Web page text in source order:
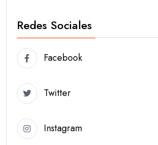
Redes Sociales
Facebook
Twitter
Instagram